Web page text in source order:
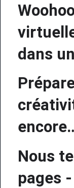
dans
Nous
pages